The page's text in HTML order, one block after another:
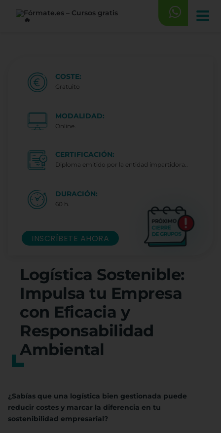
Logística Sostenible:
Impulsa tu Empresa
con Eficacia y
Responsabilidad
Ambiental
¿Sabías que una logística bien gestionada puede
reducir costes y marcar la diferencia en tu
sostenibilidad empresarial?
COSTE:
Gratuito
MODALIDAD:
Online.
CERTIFICACIÓN:
Diploma emitido por la entidad impartidora..
DURACIÓN:
60 h.
INSCRÍBETE AHORA